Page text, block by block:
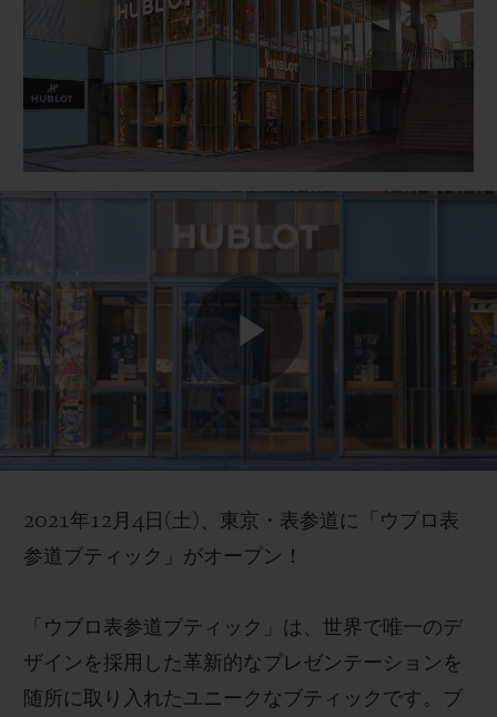
Play
2021年12 月 4 日 ( 土 ) 、 東京 ・表参道に「ウブロ表
参道ブティック」 がオープン！
「ウブロ表参道ブティック」は、世界で唯一のデ
ザインを採用した革新的なプレゼンテーションを
随所に取り入れたユニークなブティックです。ブ
BIG BANG
COLORED CERAMIC
PEACH CERAMIC
SPIRIT OF BIG
EXCLUSIVE SERVICES
FREE DELIVERY & RETURNS
SECURE PAYMENT
CONTACT US